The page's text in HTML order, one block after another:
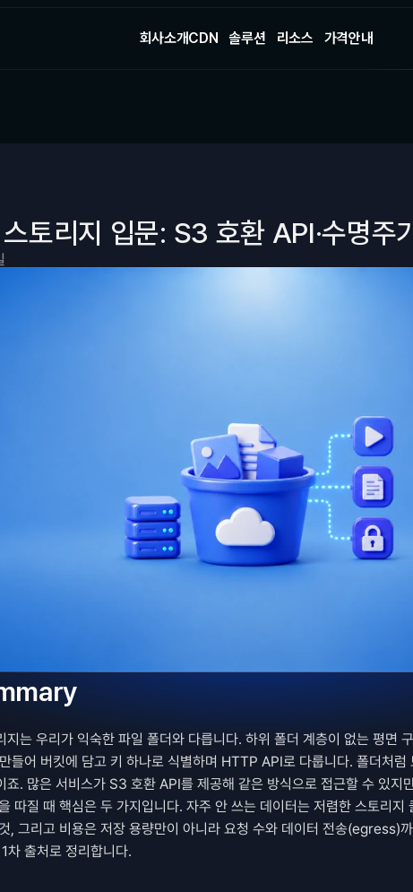
회사소개CDN
솔루션
리소스
가격안내
토리지 입문: S3 호환 API·수명주
지는 우리가 익숙한 파일 폴더와 다릅니다. 하위 폴더 계층이 없는 평면
들어 버킷에 담고 키 하나로 식별하며 HTTP API로 다룹니다. 폴더처럼
죠. 많은 서비스가 S3 호환 API를 제공해 같은 방식으로 접근할 수 있지
따질 때 핵심은 두 가지입니다. 자주 안 쓰는 데이터는 저렴한 스토리지
, 그리고 비용은 저장 용량만이 아니라 요청 수와 데이터 전송(egress)
차 출처로 정리합니다.